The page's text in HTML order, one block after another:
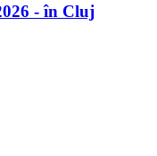
- în Cluj